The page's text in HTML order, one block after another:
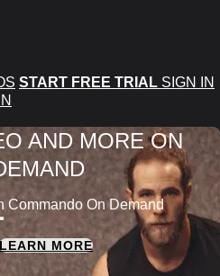
START FREE TRIAL SIGN IN
AND MORE ON
Commando On Demand
LEARN MORE